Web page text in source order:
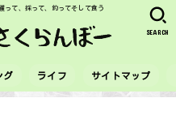
って、採って、釣ってそして食う
グ ライフ サイトマップ
SEARCH